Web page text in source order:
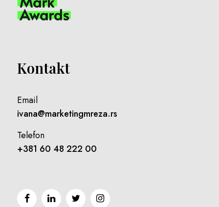
Kontakt
Email
ivana@marketingmreza.rs
Telefon
+381 60 48 222 00